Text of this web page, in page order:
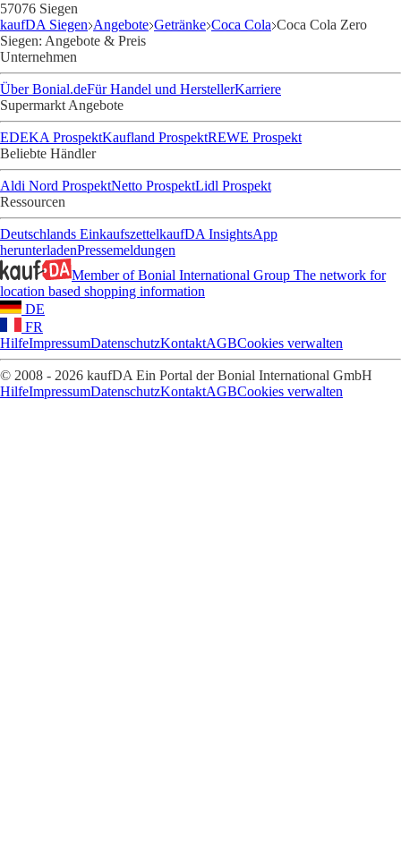
57076 Siegen
kaufDA Siegen Angebote Getränke Coca Cola Coca Cola Zero
Siegen: Angebote & Preis
Unternehmen
Über Bonial.deFür Handel und HerstellerKarriere
Supermarkt Angebote
EDEKA ProspektKaufland ProspektREWE Prospekt
Beliebte Händler
Aldi Nord ProspektNetto ProspektLidl Prospekt
Ressourcen
Deutschlands EinkaufszettelkaufDA InsightsApp
herunterladenPressemeldungen
Member of Bonial International Group The network for
location based shopping information
DE
FR
HilfeImpressumDatenschutzKontaktAGBCookies verwalten
© 2008 - 2026 kaufDA Ein Portal der Bonial International GmbH
HilfeImpressumDatenschutzKontaktAGBCookies verwalten